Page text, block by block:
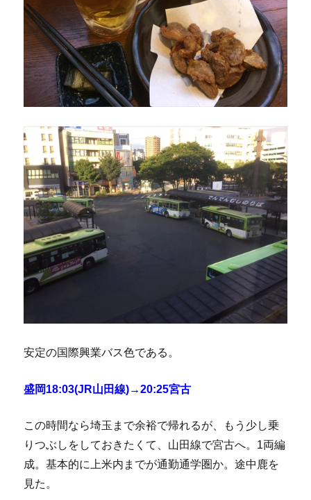
安定の国際興業バス色である。
盛岡18:03(JR山田線)→20:25宮古
この時間なら埼玉まで余裕で帰れるが、もう少し乗
りつぶしをしておきたくて、山田線で宮古へ。1両編
成。基本的に上米内までが通勤通学圏か。途中鹿を
見た。